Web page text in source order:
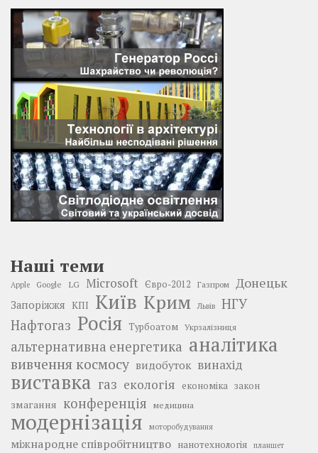
Наші теми
Apple Google LG Microsoft Євро-2012 Газпром Донецьк
Запоріжжя КПІ Київ Крим Львів
НГУ
Нафтогаз Росія Турбоатом Укрзалізниця
альтернативна енергетика аналітика
вивчення космосу видобуток винахід
виставка газ екологія економіка закон
змагання конференція медицина
модернізація моторобудування
міжнародне співробітництво нанотехнологія планшет